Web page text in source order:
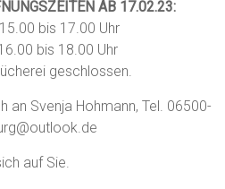
AB 17.02.23:
bis 17.00 Uhr
bis 18.00 Uhr
geschlossen.
an Svenja Hohmann, Tel. 06500-
auf Sie.